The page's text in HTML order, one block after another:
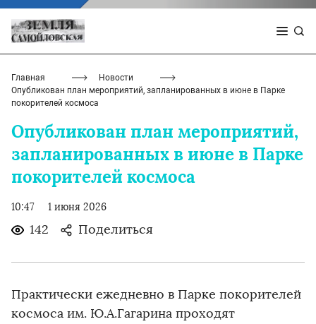
Главная
Новости
Опубликован план мероприятий, запланированных в июне в Парке
покорителей космоса
Опубликован план мероприятий,
запланированных в июне в Парке
покорителей космоса
10:47 1 июня 2026
142 Поделиться
Практически ежедневно в Парке покорителей
космоса им. Ю.А.Гагарина проходят